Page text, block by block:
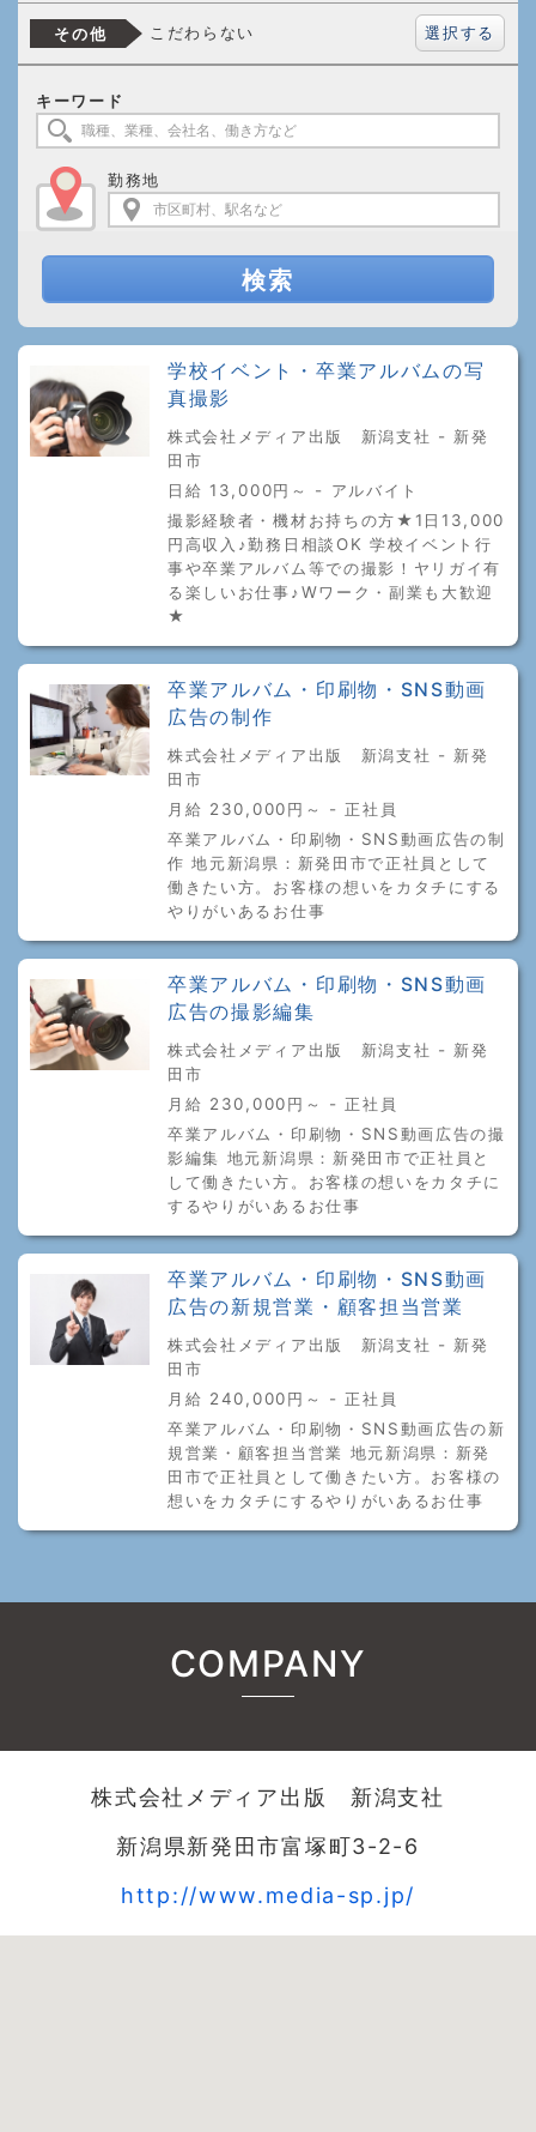
その他 こだわらない 選択する
キーワード
勤務地
検索
学校イベント・卒業アルバムの写
真撮影
株式会社メディア出版 新潟支社 - 新発
田市
日給 13,000円～ - アルバイト
撮影経験者・機材お持ちの方★1日13,000
円高収入♪勤務日相談OK 学校イベント行
事や卒業アルバム等での撮影！ヤリガイ有
る楽しいお仕事♪Wワーク・副業も大歓迎
★
卒業アルバム・印刷物・SNS動画
広告の制作
株式会社メディア出版 新潟支社 - 新発
田市
月給 230,000円～ - 正社員
卒業アルバム・印刷物・SNS動画広告の制
作 地元新潟県：新発田市で正社員として
働きたい方。お客様の想いをカタチにする
やりがいあるお仕事
卒業アルバム・印刷物・SNS動画
広告の撮影編集
株式会社メディア出版 新潟支社 - 新発
田市
月給 230,000円～ - 正社員
卒業アルバム・印刷物・SNS動画広告の撮
影編集 地元新潟県：新発田市で正社員と
して働きたい方。お客様の想いをカタチに
するやりがいあるお仕事
卒業アルバム・印刷物・SNS動画
広告の新規営業・顧客担当営業
株式会社メディア出版 新潟支社 - 新発
田市
月給 240,000円～ - 正社員
卒業アルバム・印刷物・SNS動画広告の新
規営業・顧客担当営業 地元新潟県：新発
田市で正社員として働きたい方。お客様の
想いをカタチにするやりがいあるお仕事
COMPANY
株式会社メディア出版 新潟支社
新潟県新発田市富塚町3-2-6
http://www.media-sp.jp/